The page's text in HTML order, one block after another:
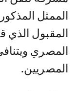
الممثل
المقبول
المصري
المصريين.